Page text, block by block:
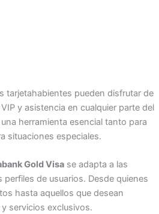
tarjetahabientes pueden disfrutar de
y asistencia en cualquier parte del
herramienta esencial tanto para
situaciones especiales.
Gold Visase adapta a las
de usuarios. Desde quienes
hasta aquellos que desean
servicios exclusivos.